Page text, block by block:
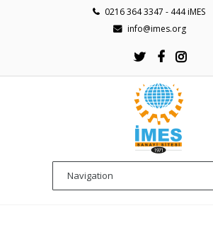
0216 364 3347 - 444 iMES
info@imes.org